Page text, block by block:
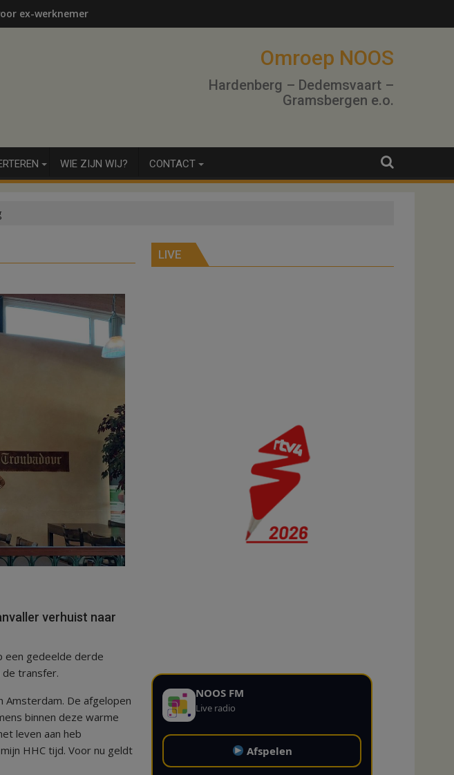
ex-werknemers
Omroep NOOS
Hardenberg – Dedemsvaart –
Gramsbergen e.o.
WIE ZIJN WIJ? CONTACT
verhuist naar
een gedeelde derde
transfer.
Amsterdam. De afgelopen
binnen deze warme
leven aan heb
HHC tijd. Voor nu geldt
LIVE
NOOS FM
Live radio
Afspelen